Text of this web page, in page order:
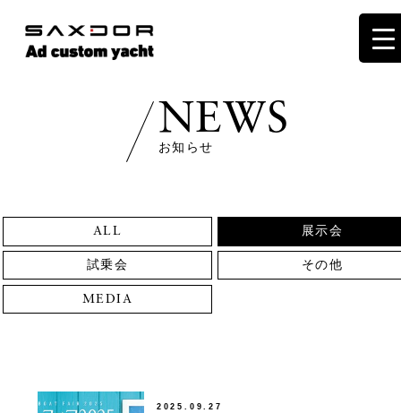
NEWS
お知らせ
ALL 展示会
試乗会 その他
MEDIA
2025.09.27